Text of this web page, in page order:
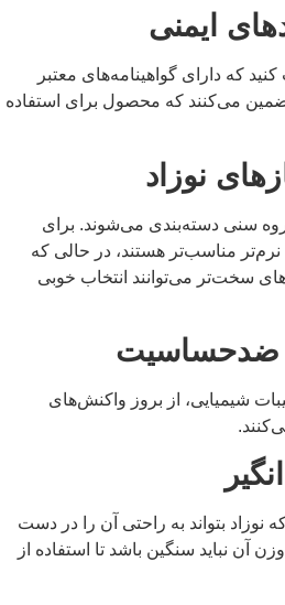
ایمنی
که دارای گواهینامه‌های معتبر
می‌کنند که محصول برای استفاده
نوزاد
سنی دسته‌بندی می‌شوند. برای
مناسب‌تر هستند، در حالی که
سخت‌تر می‌توانند انتخاب خوبی
ضدحساسیت
شیمیایی، از بروز واکنش‌های
نوزاد بتواند به راحتی آن را در دست
آن نباید سنگین باشد تا استفاده از